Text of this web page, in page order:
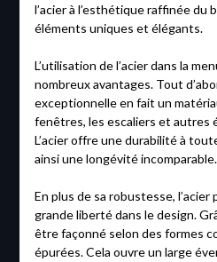
l’acier à l’esthétique raffinée du
éléments uniques et élégants.
L’utilisation de l’acier dans la
nombreux avantages. Tout
exceptionnelle en fait un
fenêtres, les escaliers et autres
L’acier offre une durabilité à
ainsi une longévité incomparable.
En plus de sa robustesse,
grande liberté dans le design.
être façonné selon des formes
épurées. Cela ouvre un large